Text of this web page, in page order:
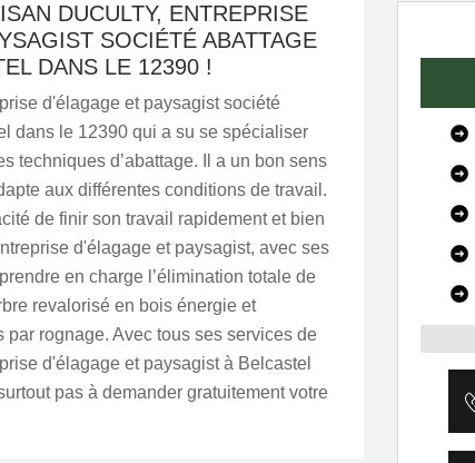
DUCULTY, ENTREPRISE
SOCIÉTÉ ABATTAGE
DANS LE 12390 !
d'élagage et paysagist société
dans le 12390 qui a su se spécialiser
techniques d’abattage. Il a un bon sens
aux différentes conditions de travail.
de finir son travail rapidement et bien
d'élagage et paysagist, avec ses
en charge l’élimination totale de
revalorisé en bois énergie et
par rognage. Avec tous ses services de
d'élagage et paysagist à Belcastel
pas à demander gratuitement votre